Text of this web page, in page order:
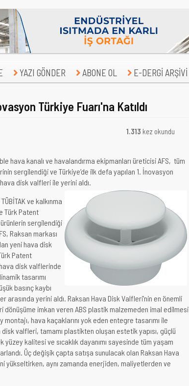
YAZI GÖNDER ABONE OL E-DERGİ ARŞİVİ
Türkiye Fuarı'na Katıldı
1.313 kez okundu
hava kanalı ve havalandırma ekipmanları üreticisi AFS, tüm
sergilendiği ve Türkiye’de ilk defa yapılan 1. İnovasyon
disk valfleri ile yerini aldı.
ve kalkınma
Türk Patent
sergilendiği
Raksan markası
yeni hava disk
Patent
disk valflerinde
tasarımı
basınç kaybı
arasında yerini aldı. Raksan Hava Disk Valfleri’nin en önemli
dönüşüme imkan veren ABS plastik malzemeden imal edilmesi
montajı, hava kaçaklarını yok eden entegre tasarımı ile
disk valfleri, tamamı plastikten oluşan estetik yapısı, güçlü
kalitesi ve sıcaklık dayanımı sayesinde tüm yaşam
Üç değişik çapta satışa sunulacak olan Raksan Hava
yükseltirken, aynı zamanda enerjiden, maliyetlerden ve